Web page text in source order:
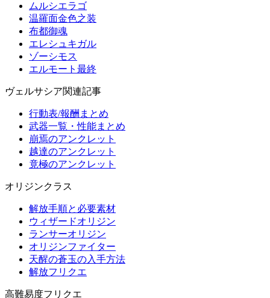
ムルシエラゴ
温羅面金色之装
布都御魂
エレシュキガル
ゾーシモス
エルモート最終
ヴェルサシア関連記事
行動表/報酬まとめ
武器一覧・性能まとめ
崩焉のアンクレット
越達のアンクレット
竟極のアンクレット
オリジンクラス
解放手順と必要素材
ウィザードオリジン
ランサーオリジン
オリジンファイター
天醒の蒼玉の入手方法
解放フリクエ
高難易度フリクエ